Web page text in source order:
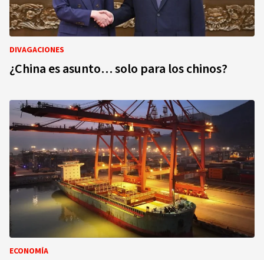
DIVAGACIONES
¿China es asunto… solo para los chinos?
ECONOMÍA